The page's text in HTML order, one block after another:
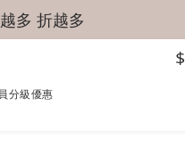
多 折越多
$
分級優惠